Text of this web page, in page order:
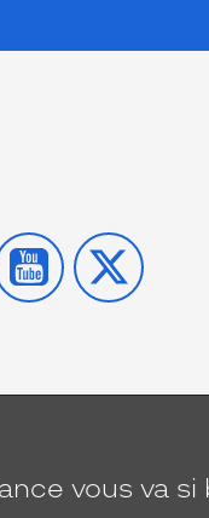
YOUTUBE
X
vous va si